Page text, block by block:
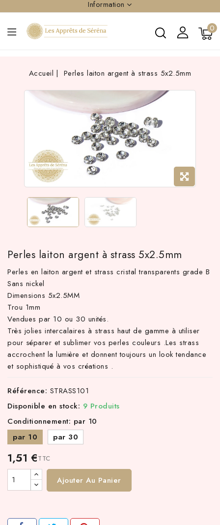
Information
0
d'achat hors frais de port en France métropolitaine ! À
Accueil Perles laiton argent à strass 5x2.5mm
Perles laiton argent à strass 5x2.5mm
Perles en laiton argent et strass cristal transparents grade B
Sans nickel
Dimensions 5x2.5MM
Trou 1mm
Vendues par 10 ou 30 unités.
Très jolies intercalaires à strass haut de gamme à utiliser
pour séparer et sublimer vos perles couleurs .Les strass
accrochent la lumière et donnent toujours un look tendance
et sophistiqué à vos créations .
Référence: STRASS101
Disponible en stock: 9 Produits
Conditionnement: par 10
par 10
par 30
1,51 €TTC
Ajouter Au Panier